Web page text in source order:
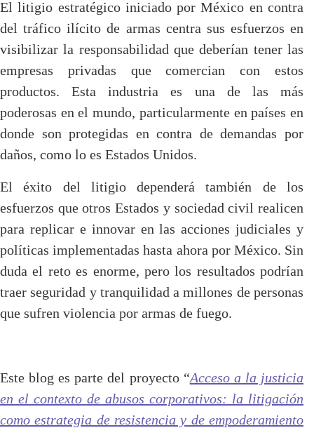
El litigio estratégico iniciado por México en contra
del tráfico ilícito de armas centra sus esfuerzos en
visibilizar la responsabilidad que deberían tener las
empresas privadas que comercian con estos
productos. Esta industria es una de las más
poderosas en el mundo, particularmente en países en
donde son protegidas en contra de demandas por
daños, como lo es Estados Unidos.
El éxito del litigio dependerá también de los
esfuerzos que otros Estados y sociedad civil realicen
para replicar e innovar en las acciones judiciales y
políticas implementadas hasta ahora por México. Sin
duda el reto es enorme, pero los resultados podrían
traer seguridad y tranquilidad a millones de personas
que sufren violencia por armas de fuego.
Este blog es parte del proyecto “Acceso a la justicia
en el contexto de abusos corporativos: la litigación
como estrategia de resistencia y de empoderamiento